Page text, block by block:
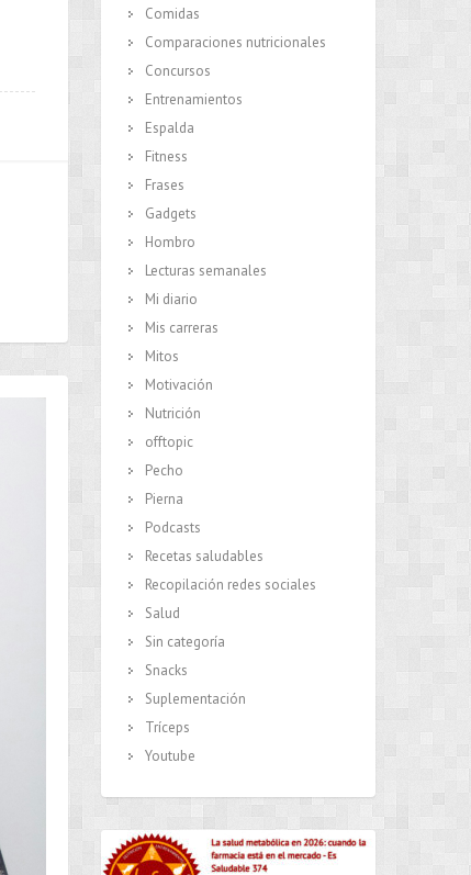
Comidas
Comparaciones nutricionales
Concursos
Entrenamientos
Espalda
Fitness
Frases
Gadgets
Hombro
Lecturas semanales
Mi diario
Mis carreras
Mitos
Motivación
Nutrición
offtopic
Pecho
Pierna
Podcasts
Recetas saludables
Recopilación redes sociales
Salud
Sin categoría
Snacks
Suplementación
Tríceps
Youtube